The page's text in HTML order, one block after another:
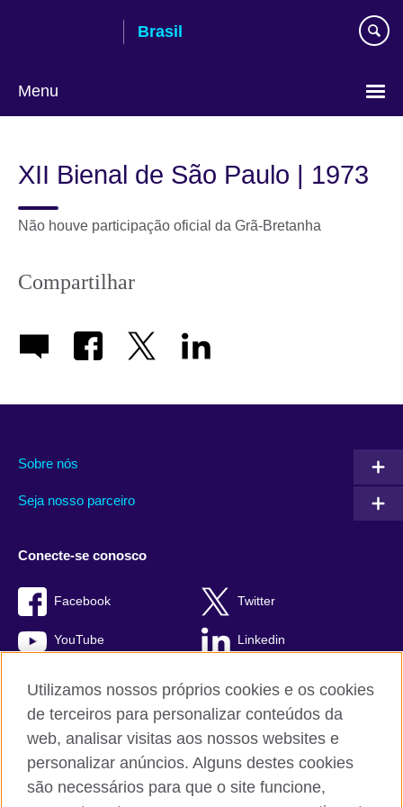
Brasil
Menu
language
XII Bienal de São Paulo | 1973
Não houve participação oficial da Grã-Bretanha
Compartilhar
Sobre nós
Seja nosso parceiro
Conecte-se conosco
Facebook Twitter
YouTube Linkedin
British Council global
Comentários e reclamações
Utilizamos nossos próprios cookies e os cookies
de terceiros para personalizar conteúdos da
web, analisar visitas aos nossos websites e
personalizar anúncios. Alguns destes cookies
são necessários para que o site funcione,